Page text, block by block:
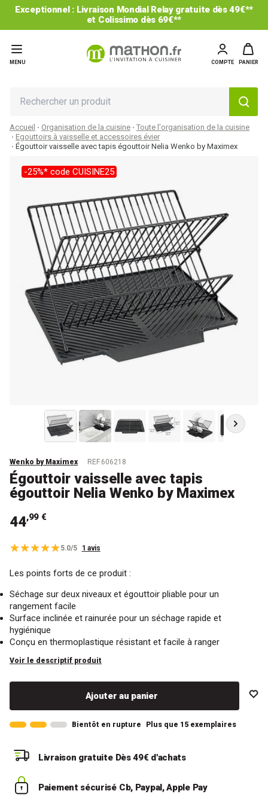
Exceptionnel : Livraison Mondial Relay gratuite dès 49€**
et Colissimo dès 69€**
MENU COMPTE PANIER
Accueil Organisation de la cuisine
Toute l'organisation de la cuisine
Egouttoirs à vaisselle et accessoires évier
Égouttoir vaisselle avec tapis égouttoir Nelia Wenko by Maximex
-25%* code CUISINE25
Wenko by Maximex REF.606218
Égouttoir vaisselle avec tapis
égouttoir Nelia Wenko by Maximex
44,99 €
5.0/5 1 avis
Les points forts de ce produit :
Séchage sur deux niveaux et égouttoir pliable pour un
rangement facile
Surface inclinée et rainurée pour un séchage rapide et
hygiénique
Conçu en thermoplastique résistant et facile à ranger
Voir le descriptif produit
Ajouter au panier
Bientôt en rupture Plus que 15 exemplaires
Livraison gratuite Dès 49€ d'achats
Paiement sécurisé Cb, Paypal, Apple Pay